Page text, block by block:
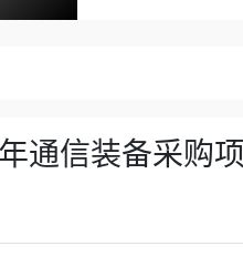
通信装备采购